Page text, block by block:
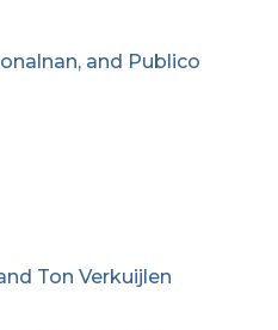
and Publico
Ton Verkuijlen